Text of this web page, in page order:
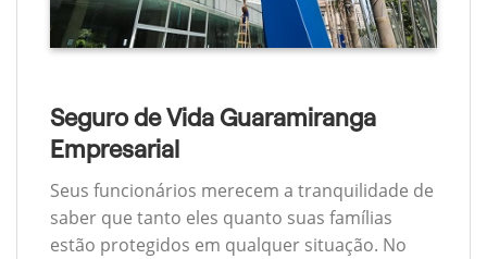
Seguro de Vida Guaramiranga
Empresarial
Seus funcionários merecem a tranquilidade de
saber que tanto eles quanto suas famílias
estão protegidos em qualquer situação. No